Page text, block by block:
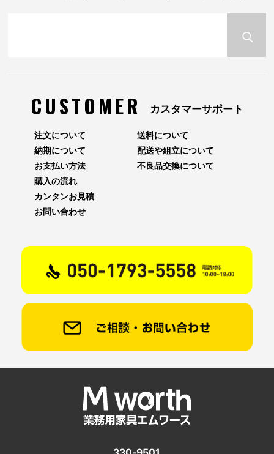
CUSTOMER カスタマーサポート
注文について
納期について
お支払い方法
送料について
配送や組立について
不良品交換について
購入の流れ
カンタンお見積
お問い合わせ